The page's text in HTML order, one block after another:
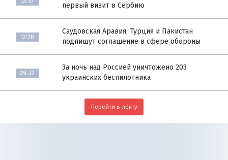
первый визит в Сербию
12:20
Саудовская Аравия, Турция и Пакистан
подпишут соглашение в сфере обороны
09:32
За ночь над Россией уничтожено 203
украинских беспилотника
Перейти в ленту